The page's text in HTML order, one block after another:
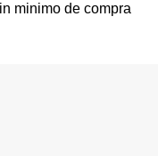
minimo de compra